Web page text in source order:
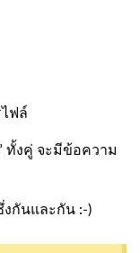
ฟล์
ทั้งคู่ จะมีข้อความ
กันและกัน :-)